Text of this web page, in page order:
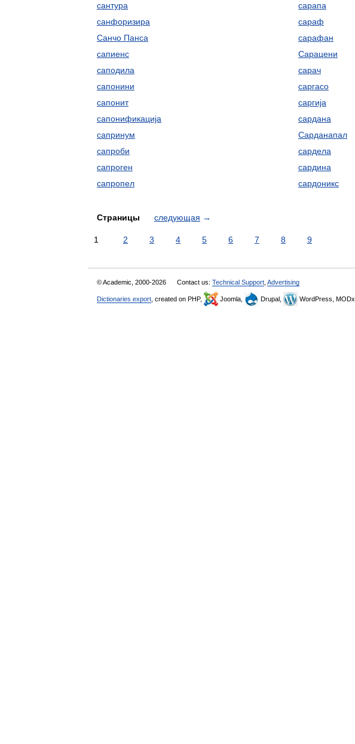
сантура
санфоризира
Санчо Панса
сапиенс
саподила
сапонини
сапонит
сапонификација
сапринум
сапроби
сапроген
сапропел
сарапа
сараф
сарафан
Сарацени
сарач
саргасо
саргија
сардана
Сарданапал
сардела
сардина
сардоникс
Страницы следующая →
1 2 3 4 5 6 7 8 9
© Academic, 2000-2026 Contact us: Technical Support Advertising
Dictionaries export , created on PHP, Joomla, Drupal, WordPress, MODx.